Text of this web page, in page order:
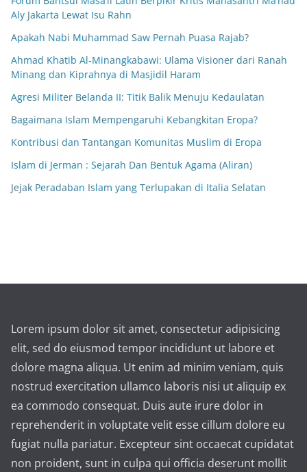
Aly Jakarta Lewat Isu Rahn
Apakah Nabi Muhammad Saw Pernah Puasa Rajab?
Ahmad Khatib Al-Minangkabawi: Ulama Visioner dari Ranah
Minang dan Kiprahnya di Masjidil Haram
Agresi Militer Belanda II: Titik Balik Menuju Kedaulatan
Bagaimana Islam Mempengaruhi Kebangkitan Eropa?
Kontribusi dan Tantangan Komunitas Muslim di Eropa
Islam di Jerman : Sejarah Dan Bentuk Agama (Aliran)
Jejak Peradaban Islam yang Terlupakan di Italia Selatan
Lorem ipsum dolor sit amet, consectetur adipisicing
elit, sed do eiusmod tempor incididunt ut labore et
dolore magna aliqua. Ut enim ad minim veniam, quis
nostrud exercitation ullamco laboris nisi ut aliquip ex
ea commodo consequat. Duis aute irure dolor in
reprehenderit in voluptate velit esse cillum dolore eu
fugiat nulla pariatur. Excepteur sint occaecat cupidatat
non proident, sunt in culpa qui officia deserunt mollit